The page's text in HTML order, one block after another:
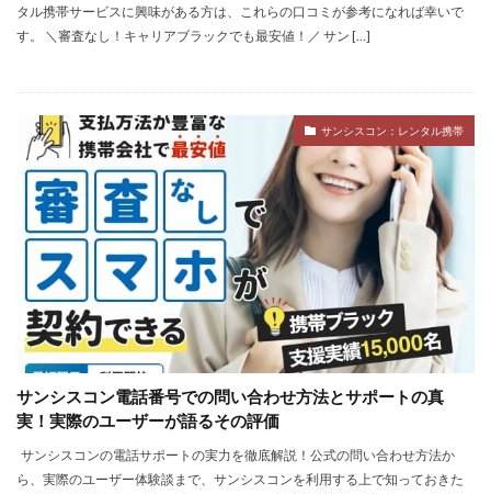
タル携帯サービスに興味がある方は、これらの口コミが参考になれば幸いで
す。 ＼審査なし！キャリアブラックでも最安値！／ サン […]
サンシスコン：レンタル携帯
サンシスコン電話番号での問い合わせ方法とサポートの真
実！実際のユーザーが語るその評価
サンシスコンの電話サポートの実力を徹底解説！公式の問い合わせ方法か
ら、実際のユーザー体験談まで、サンシスコンを利用する上で知っておきた